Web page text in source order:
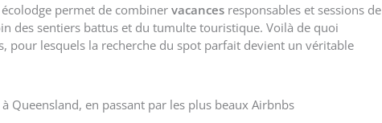
permet de combiner vacances responsables et sessions de
des sentiers battus et du tumulte touristique. Voilà de quoi
pour lesquels la recherche du spot parfait devient un véritable
Queensland, en passant par les plus beaux Airbnbs